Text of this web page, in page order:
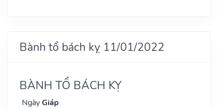
Bành tổ bách kỵ 11/01/2022
BÀNH TỔ BÁCH KỴ
NgàyGiáp